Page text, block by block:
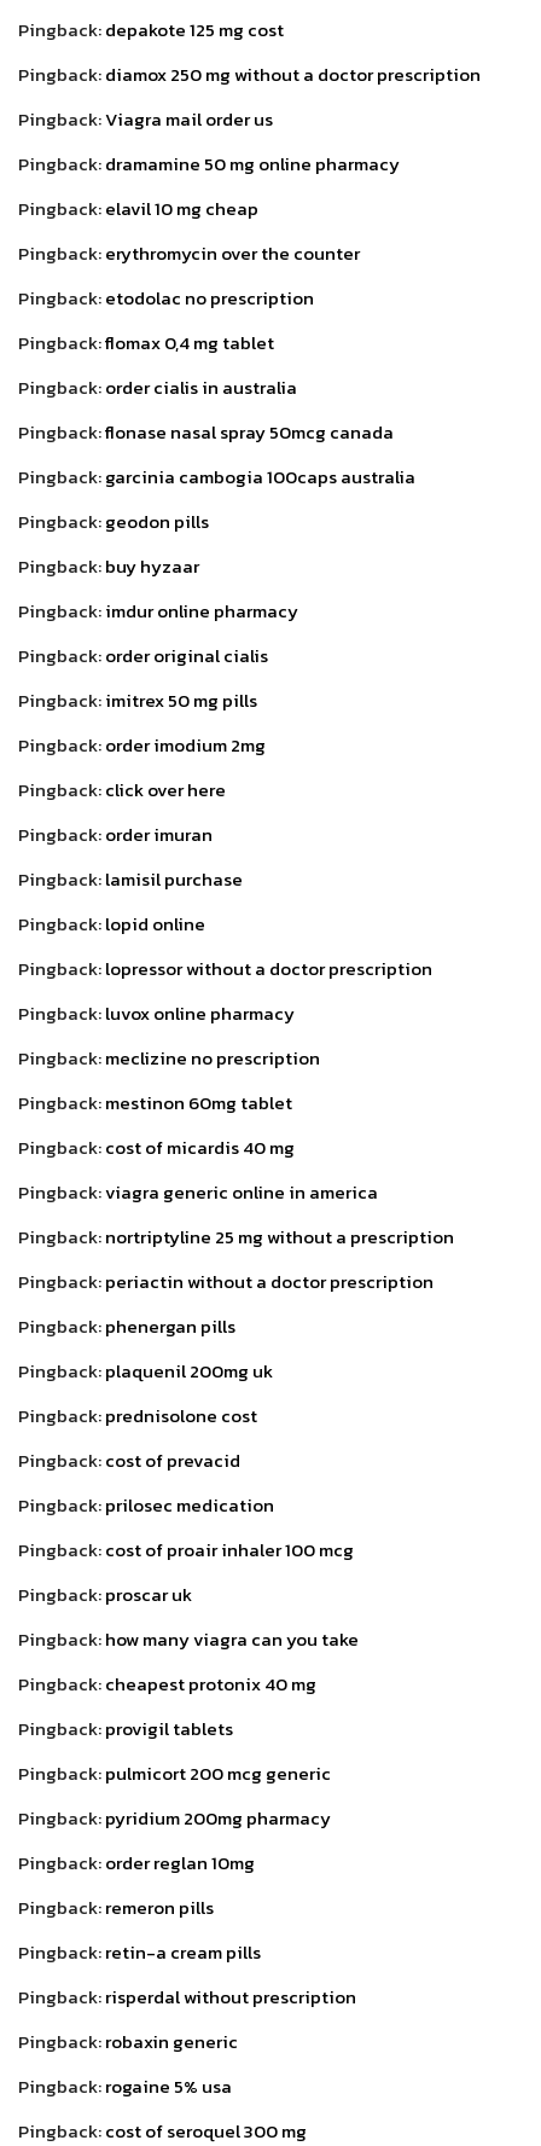
Pingback:depakote 125 mg cost
Pingback:diamox 250 mg without a doctor prescription
Pingback:Viagra mail order us
Pingback:dramamine 50 mg online pharmacy
Pingback:elavil 10 mg cheap
Pingback:erythromycin over the counter
Pingback:etodolac no prescription
Pingback:flomax 0,4 mg tablet
Pingback:order cialis in australia
Pingback:flonase nasal spray 50mcg canada
Pingback:garcinia cambogia 100caps australia
Pingback:geodon pills
Pingback:buy hyzaar
Pingback:imdur online pharmacy
Pingback:order original cialis
Pingback:imitrex 50 mg pills
Pingback:order imodium 2mg
Pingback:click over here
Pingback:order imuran
Pingback:lamisil purchase
Pingback:lopid online
Pingback:lopressor without a doctor prescription
Pingback:luvox online pharmacy
Pingback:meclizine no prescription
Pingback:mestinon 60mg tablet
Pingback:cost of micardis 40 mg
Pingback:viagra generic online in america
Pingback:nortriptyline 25 mg without a prescription
Pingback:periactin without a doctor prescription
Pingback:phenergan pills
Pingback:plaquenil 200mg uk
Pingback:prednisolone cost
Pingback:cost of prevacid
Pingback:prilosec medication
Pingback:cost of proair inhaler 100 mcg
Pingback:proscar uk
Pingback:how many viagra can you take
Pingback:cheapest protonix 40 mg
Pingback:provigil tablets
Pingback:pulmicort 200 mcg generic
Pingback:pyridium 200mg pharmacy
Pingback:order reglan 10mg
Pingback:remeron pills
Pingback:retin-a cream pills
Pingback:risperdal without prescription
Pingback:robaxin generic
Pingback:rogaine 5% usa
Pingback:cost of seroquel 300 mg